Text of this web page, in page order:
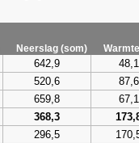
Neerslag (som)
642,9 48,1
520,6 87,6
659,8 67,1
368,3
296,5